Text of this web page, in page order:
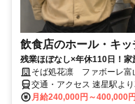
飲食店のホール・キ
残業ほぼなし×年休110日！家
そば処花凛 ファボーレ富
交通・アクセス 速星駅よ
月給240,000円～400,000円